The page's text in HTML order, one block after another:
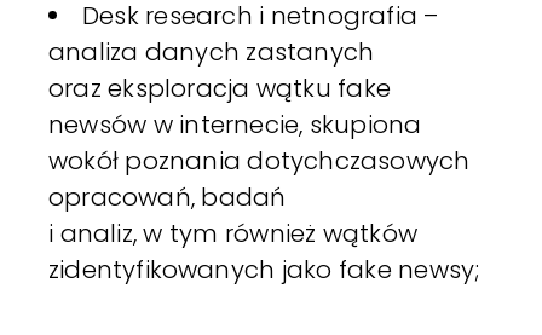
Desk research i netnografia –
analiza danych zastanych
oraz eksploracja wątku fake
newsów w internecie, skupiona
wokół poznania dotychczasowych
opracowań, badań
i analiz, w tym również wątków
zidentyfikowanych jako fake newsy;